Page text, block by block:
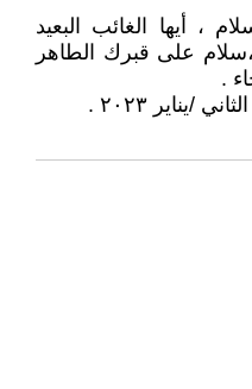
، أيها الغائب البعيد
على قبرك الطاهر
.